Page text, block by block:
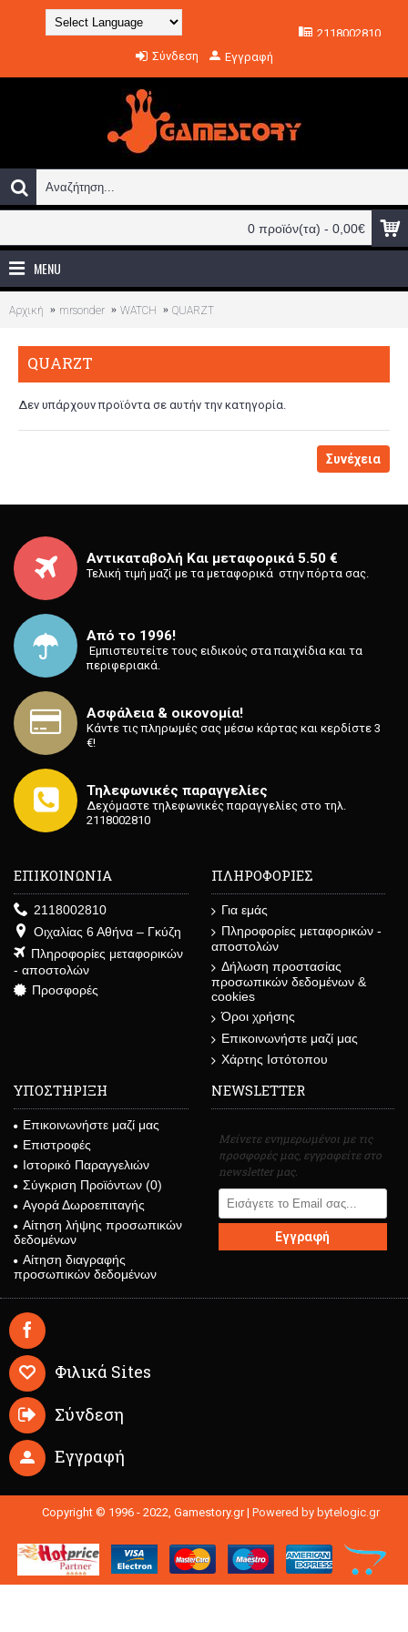
Translate
2118002810
Σύνδεση
Εγγραφή
0 προϊόν(τα) - 0,00€
MENU
Αρχική mrsonder WATCH QUARZT
QUARZT
Δεν υπάρχουν προϊόντα σε αυτήν την κατηγορία.
Συνέχεια
Αντικαταβολή Και μεταφορικά 5.50 €
Τελική τιμή μαζί με τα μεταφορικά στην πόρτα σας.
Από το 1996!
⁡ Εμπιστευτείτε τους ειδικούς στα παιχνίδια και τα
περιφεριακά.
Ασφάλεια & οικονομία!
Κάντε τις πληρωμές σας μέσω κάρτας και κερδίστε 3
€!
Τηλεφωνικές παραγγελίες
Δεχόμαστε τηλεφωνικές παραγγελίες στο τηλ.
2118002810
ΕΠΙΚΟΙΝΩΝΙΑ
2118002810
Οιχαλίας 6 Αθήνα – Γκύζη
Πληροφορίες μεταφορικών
- αποστολών
Προσφορές
ΠΛΗΡΟΦΟΡΙΕΣ
Για εμάς
Πληροφορίες μεταφορικών -
αποστολών
Δήλωση προστασίας
προσωπικών δεδομένων &
cookies
Όροι χρήσης
Επικοινωνήστε μαζί μας
Χάρτης Ιστότοπου
ΥΠΟΣΤΗΡΙΞΗ
Επικοινωνήστε μαζί μας
Επιστροφές
Ιστορικό Παραγγελιών
Σύγκριση Προϊόντων (0)
Αγορά Δωροεπιταγής
Αίτηση λήψης προσωπικών
δεδομένων
Αίτηση διαγραφής
προσωπικών δεδομένων
NEWSLETTER
Μείνετε ενημερωμένοι με τις
προσφορές μας, εγγραφείτε στο
newsletter μας.
Εγγραφή
Φιλικά Sites
Σύνδεση
Εγγραφή
Copyright © 1996 - 2022, Gamestory.gr | Powered by bytelogic.gr